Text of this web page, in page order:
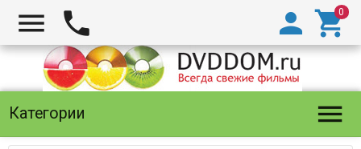
  

Категории 